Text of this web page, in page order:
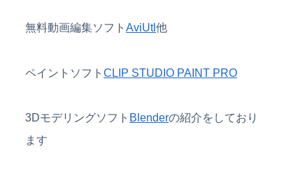
無料動画編集ソフト AviUtl他
ペイントソフト CLIP STUDIO PAINT PRO
3Dモデリングソフト Blenderの紹介をしており
ます